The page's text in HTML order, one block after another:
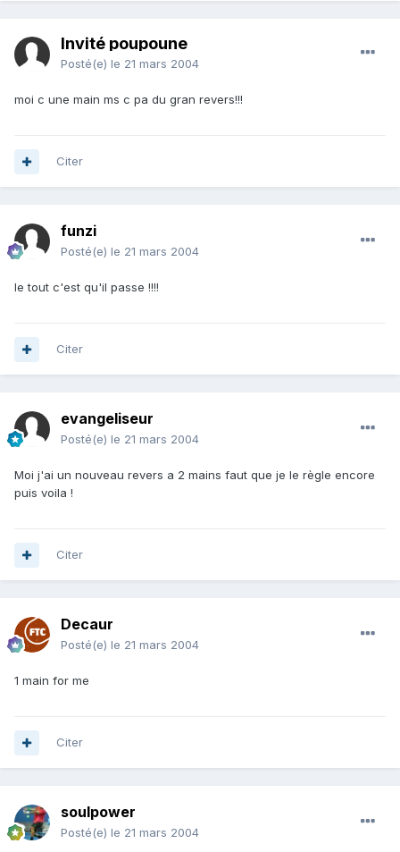
Invité poupoune
Posté(e) le 21 mars 2004
moi c une main ms c pa du gran revers!!!
Citer
funzi
Posté(e) le 21 mars 2004
le tout c'est qu'il passe !!!!
Citer
evangeliseur
Posté(e) le 21 mars 2004
Moi j'ai un nouveau revers a 2 mains faut que je le règle encore
puis voila !
Citer
Decaur
Posté(e) le 21 mars 2004
1 main for me
Citer
soulpower
Posté(e) le 21 mars 2004